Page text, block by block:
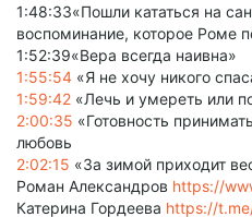
1:48:33«Пошли кататься на
воспоминание, которое Роме
1:52:39«Вера всегда наивна»
1:55:54 «Я не хочу никого
1:59:42 «Лечь и умереть или
2:00:35 «Готовность
любовь
2:02:15 «За зимой приходит
Роман Александров https://
Катерина Гордеева https://